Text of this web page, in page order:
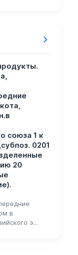
союза 1 к
0201
20
в
э...